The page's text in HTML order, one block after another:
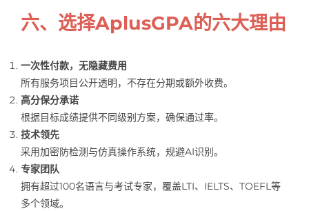
六、选择AplusGPA的六大理由
一次性付款，无隐藏费用
所有服务项目公开透明，不存在分期或额外收费。
高分保分承诺
根据目标成绩提供不同级别方案，确保通过率。
技术领先
采用加密防检测与仿真操作系统，规避AI识别。
专家团队
拥有超过100名语言与考试专家，覆盖LTI、IELTS、TOEFL等
多个领域。